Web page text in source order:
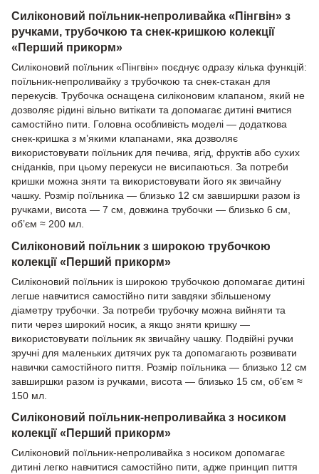
Силіконовий поїльник-непроливайка «Пінгвін» з
ручками, трубочкою та снек-кришкою колекції
«Перший прикорм»
Силіконовий поїльник «Пінгвін» поєднує одразу кілька функцій:
поїльник-непроливайку з трубочкою та снек-стакан для
перекусів. Трубочка оснащена силіконовим клапаном, який не
дозволяє рідині вільно витікати та допомагає дитині вчитися
самостійно пити. Головна особливість моделі — додаткова
снек-кришка з м’якими клапанами, яка дозволяє
використовувати поїльник для печива, ягід, фруктів або сухих
сніданків, при цьому перекуси не висипаються. За потреби
кришки можна зняти та використовувати його як звичайну
чашку. Розмір поїльника — близько 12 см завширшки разом із
ручками, висота — 7 см, довжина трубочки — близько 6 см,
об’єм ≈ 200 мл.
Силіконовий поїльник з широкою трубочкою
колекції «Перший прикорм»
Силіконовий поїльник із широкою трубочкою допомагає дитині
легше навчитися самостійно пити завдяки збільшеному
діаметру трубочки. За потреби трубочку можна вийняти та
пити через широкий носик, а якщо зняти кришку —
використовувати поїльник як звичайну чашку. Подвійні ручки
зручні для маленьких дитячих рук та допомагають розвивати
навички самостійного пиття. Розмір поїльника — близько 12 см
завширшки разом із ручками, висота — близько 15 см, об’єм ≈
150 мл.
Силіконовий поїльник-непроливайка з носиком
колекції «Перший прикорм»
Силіконовий поїльник-непроливайка з носиком допомагає
дитині легко навчитися самостійно пити, адже принцип пиття